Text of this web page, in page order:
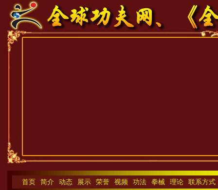
首页 简介 动态 展示 荣誉 视频 功法 拳械 理论 联系方式